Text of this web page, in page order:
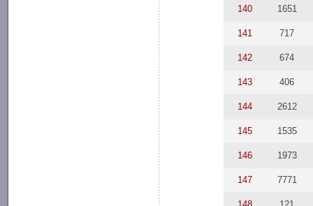
140 1651
141 717
142 674
143 406
144 2612
145 1535
146 1973
147 7771